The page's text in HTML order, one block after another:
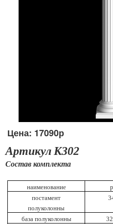
Цена: 17090р
Артикул К302
Состав комплекта
наименование
постамент
полуколонны
база полуколонны